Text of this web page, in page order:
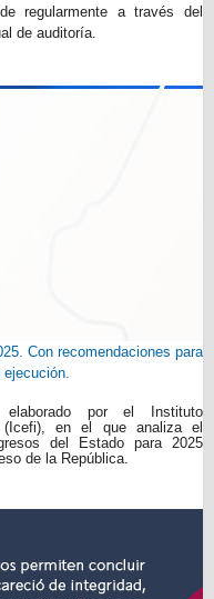
regularmente a través del
de auditoría.
Con recomendaciones para
por el Instituto
(Icefi), en el que analiza el
del Estado para 2025
de la República.